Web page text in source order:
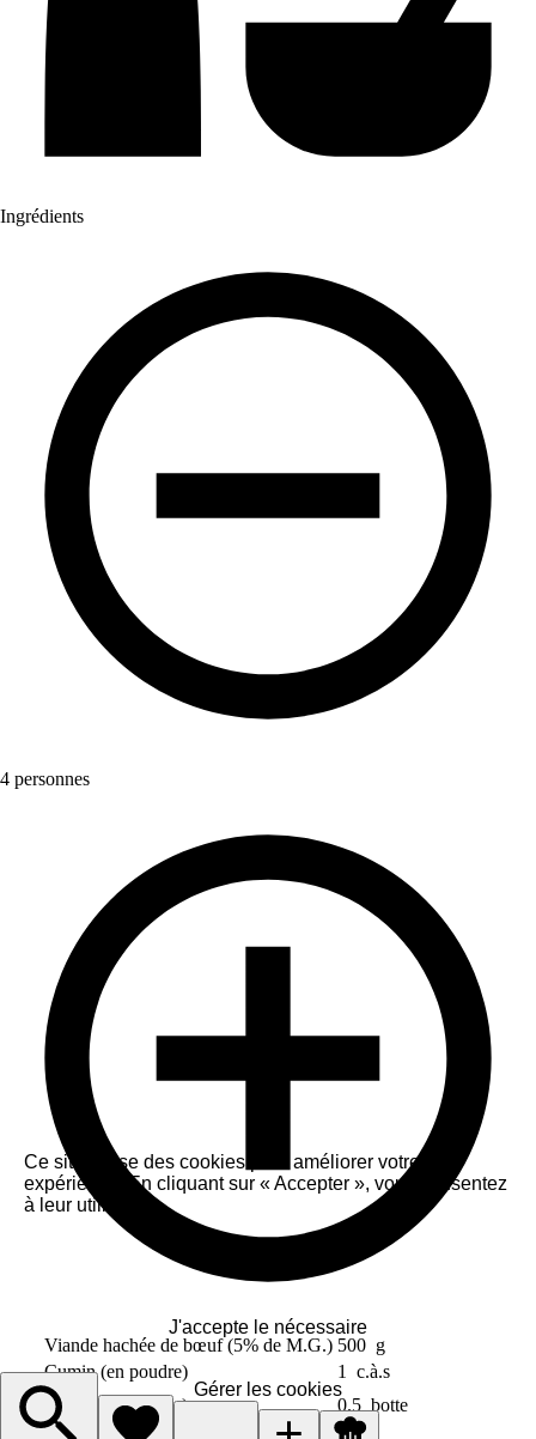
Ingrédients
4 personnes
Viande hachée de bœuf (5% de M.G.) 500 g
Cumin (en poudre)
1
c.à.s
Coriandre (fraîche)
0.5 botte
Ce site utilise des cookies pour améliorer votre
expérience. En cliquant sur « Accepter », vous consentez
à leur utilisation.
J'accepte le nécessaire
Gérer les cookies